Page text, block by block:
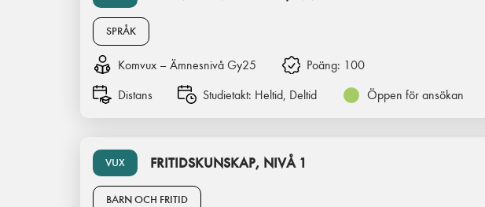
SPRÅK
Komvux – Ämnesnivå Gy25 Poäng: 100
Distans
Studietakt: Heltid, Deltid Öppen för ansökan
VUX FRITIDSKUNSKAP, NIVÅ 1
BARN OCH FRITID